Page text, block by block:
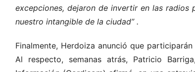
excepciones, dejaron de invertir en las radios
nuestro intangible de la ciudad” .
Finalmente, Herdoiza anunció que
Al respecto, semanas atrás, Patricio